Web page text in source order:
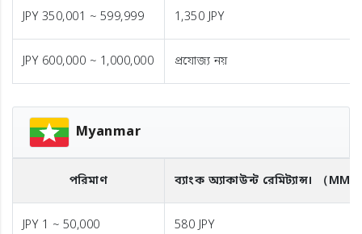
JPY 350,001 ~ 599,999 1,350 JPY
JPY 600,000 ~ 1,000,000 প্রযোজ্য নয়
Myanmar
পরিমাণ ব্যাংক অ্যাকাউন্ট রেমিট্যান্স। （MMK
JPY 1 ~ 50,000 580 JPY